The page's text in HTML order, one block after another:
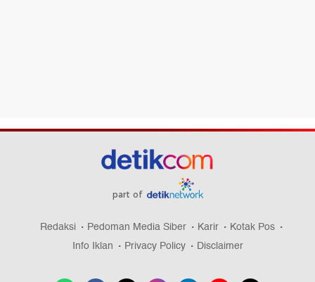
part of
Redaksi Pedoman Media Siber Karir
Kotak Pos
Info Iklan
Privacy Policy Disclaimer